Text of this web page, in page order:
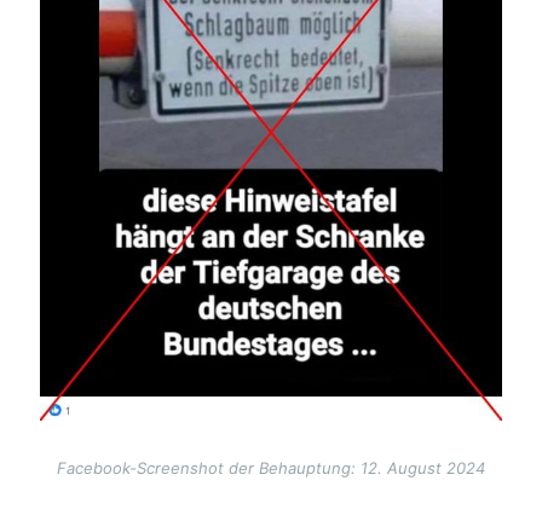
Facebook-Screenshot der Behauptung: 12. August 2024